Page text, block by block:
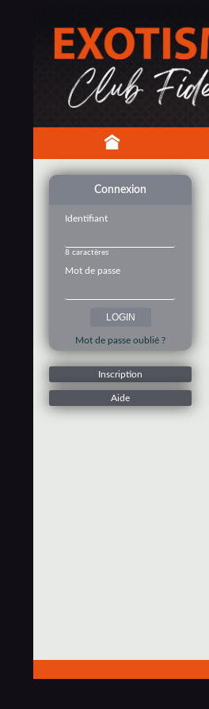
Connexion
Identifiant
8 caractères
Mot de passe
Mot de passe oublié ?
Inscription
Aide